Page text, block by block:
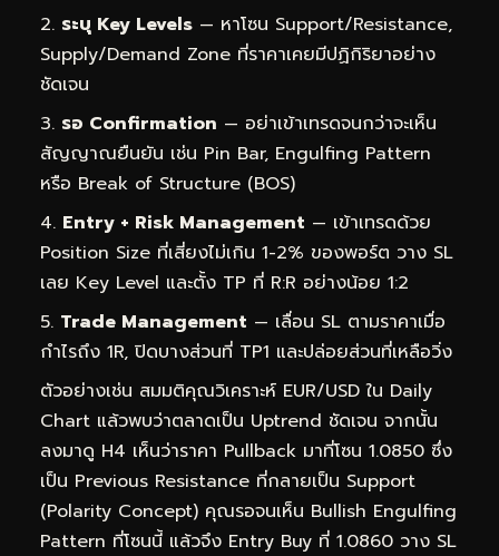
ระบุ Key Levels — หาโซน Support/Resistance,
Supply/Demand Zone ที่ราคาเคยมีปฏิกิริยาอย่าง
ชัดเจน
รอ Confirmation — อย่าเข้าเทรดจนกว่าจะเห็น
สัญญาณยืนยัน เช่น Pin Bar, Engulfing Pattern
หรือ Break of Structure (BOS)
Entry + Risk Management — เข้าเทรดด้วย
Position Size ที่เสี่ยงไม่เกิน 1-2% ของพอร์ต วาง SL
เลย Key Level และตั้ง TP ที่ R:R อย่างน้อย 1:2
Trade Management — เลื่อน SL ตามราคาเมื่อ
กำไรถึง 1R, ปิดบางส่วนที่ TP1 และปล่อยส่วนที่เหลือวิ่ง
ตัวอย่างเช่น สมมติคุณวิเคราะห์ EUR/USD ใน Daily
Chart แล้วพบว่าตลาดเป็น Uptrend ชัดเจน จากนั้น
ลงมาดู H4 เห็นว่าราคา Pullback มาที่โซน 1.0850 ซึ่ง
เป็น Previous Resistance ที่กลายเป็น Support
(Polarity Concept) คุณรอจนเห็น Bullish Engulfing
Pattern ที่โซนนี้ แล้วจึง Entry Buy ที่ 1.0860 วาง SL